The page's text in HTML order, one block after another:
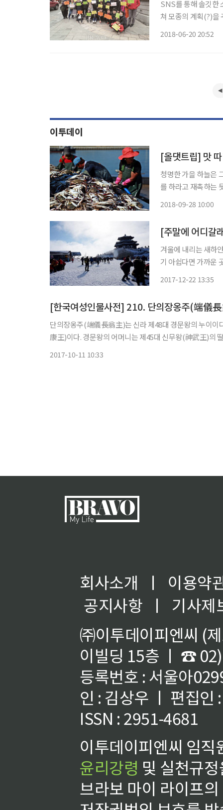
SNS를 통해 솔깃한
쳐 모종의 계획(?)을
2018-06-20 20:52
이투데이
[올댓트립] 맛
청명한 가을 하늘은
를 하라고 재촉하는
2018-09-28 10:00
겨울에 내리는 새하
기 아쉽다면 가까운
2017-12-22 13:35
[한국여성인물사전] 210. 단의장옹주(端儀
단의장옹주(端儀長翁主)는 신라 제48대 경문왕의 누이
康王)이다. 경문왕의 어머니는 제45대 신무왕(神武王)의
2017-10-11 10:33
회사소개 ㅣ
이용약
공지사항
ㅣ
기사제
㈜이투데이피엔씨 (
이빌딩 15층 ㅣ ☎
등록번호 : 서울아
인 : 김상우 ㅣ 편집인
ISSN : 2951-4681
이투데이피엔씨 임
윤리강령 및 실천규
브라보 마이 라이프